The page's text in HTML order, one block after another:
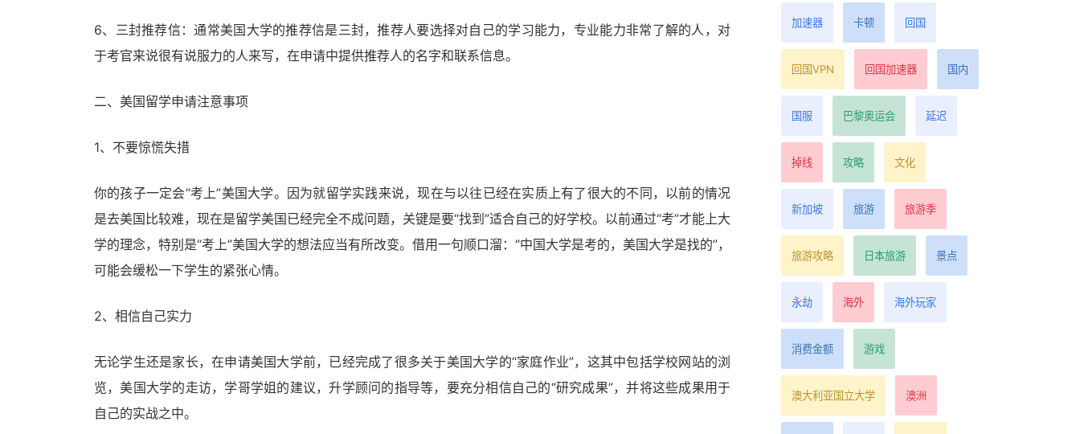
6、三封推荐信：通常美国大学的推荐信是三封，推荐人要选择对自己的学习能力，专业能力非常了解的人，对
于考官来说很有说服力的人来写，在申请中提供推荐人的名字和联系信息。
二、美国留学申请注意事项
1、不要惊慌失措
你的孩子一定会“考上”美国大学。因为就留学实践来说，现在与以往已经在实质上有了很大的不同，以前的情况
是去美国比较难，现在是留学美国已经完全不成问题，关键是要“找到”适合自己的好学校。以前通过“考”才能上大
学的理念，特别是“考上”美国大学的想法应当有所改变。借用一句顺口溜：“中国大学是考的，美国大学是找的”，
可能会缓松一下学生的紧张心情。
2、相信自己实力
无论学生还是家长，在申请美国大学前，已经完成了很多关于美国大学的“家庭作业”，这其中包括学校网站的浏
览，美国大学的走访，学哥学姐的建议，升学顾问的指导等，要充分相信自己的“研究成果”，并将这些成果用于
自己的实战之中。
加速器 卡顿 回国
回国VPN 回国加速器 国内
国服 巴黎奥运会 延迟
掉线 攻略 文化
新加坡 旅游 旅游季
旅游攻略 日本旅游 景点
永劫 海外 海外玩家
消费金额 游戏
澳大利亚国立大学 澳洲